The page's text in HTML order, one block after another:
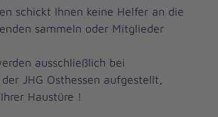
schickt Ihnen keine Helfer an die
sammeln oder Mitglieder
ausschließlich bei
JHG Osthessen aufgestellt,
Haustüre !